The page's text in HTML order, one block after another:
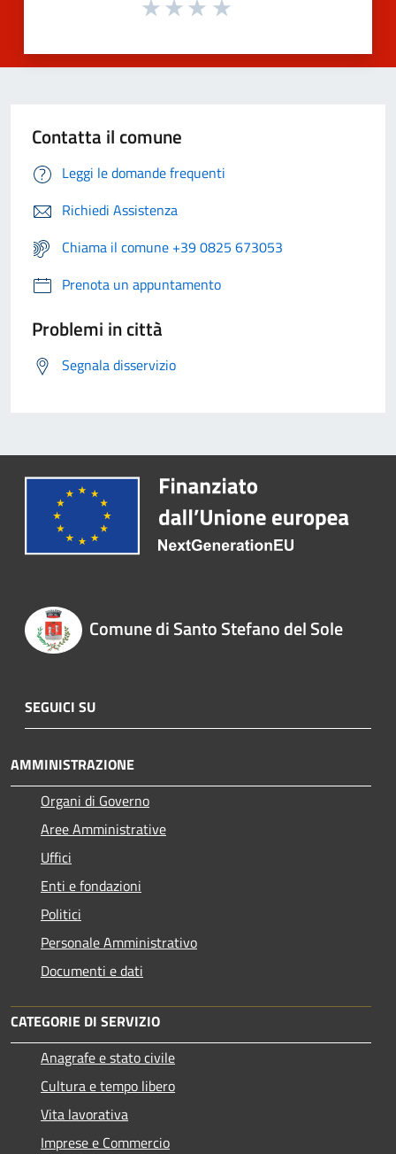
Contatta il comune
Leggi le domande frequenti
Richiedi Assistenza
Chiama il comune +39 0825 673053
Prenota un appuntamento
Problemi in città
Segnala disservizio
Comune di Santo Stefano del Sole
SEGUICI SU
AMMINISTRAZIONE
Organi di Governo
Aree Amministrative
Uffici
Enti e fondazioni
Politici
Personale Amministrativo
Documenti e dati
CATEGORIE DI SERVIZIO
Anagrafe e stato civile
Cultura e tempo libero
Vita lavorativa
Imprese e Commercio